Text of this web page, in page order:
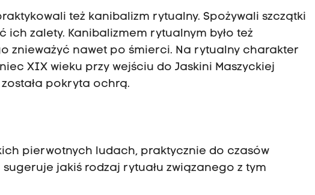
też kanibalizm rytualny. Spożywali szczątki
zalety. Kanibalizmem rytualnym było też
znieważyć nawet po śmierci. Na rytualny charakter
XIX wieku przy wejściu do Jaskini Maszyckiej
pokryta ochrą.
pierwotnych ludach, praktycznie do czasów
jakiś rodzaj rytuału związanego z tym